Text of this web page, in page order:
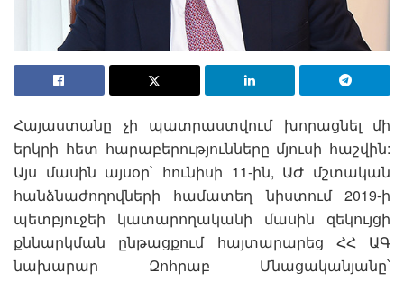
Հայաստանը չի պատրաստվում խորացնել մի
երկրի հետ հարաբերությունները մյուսի հաշվին:
Այս մասին այսօր՝ հունիսի 11-ին, ԱԺ մշտական
հանձնաժողովների համատեղ նիստում 2019-ի
պետբյուջեի կատարողականի մասին զեկույցի
քննարկման ընթացքում հայտարարեց ՀՀ ԱԳ
նախարար Զոհրաբ Մնացականյանը՝